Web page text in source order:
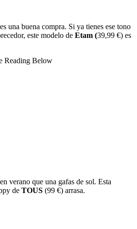
una buena compra. Si ya tienes ese tono
este modelo de Etam (39,99 €) es
Reading Below
verano que una gafas de sol. Esta
de TOUS (99 €) arrasa.